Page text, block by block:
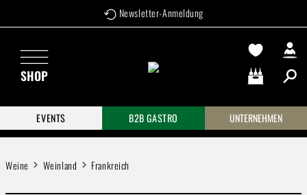
Zum Hauptinhalt springen Newsletter-Anmeldung
SHOP
Warenkorb
EVENTS
B2B GASTRO UNTERNEHMEN
Weine Weinland Frankreich